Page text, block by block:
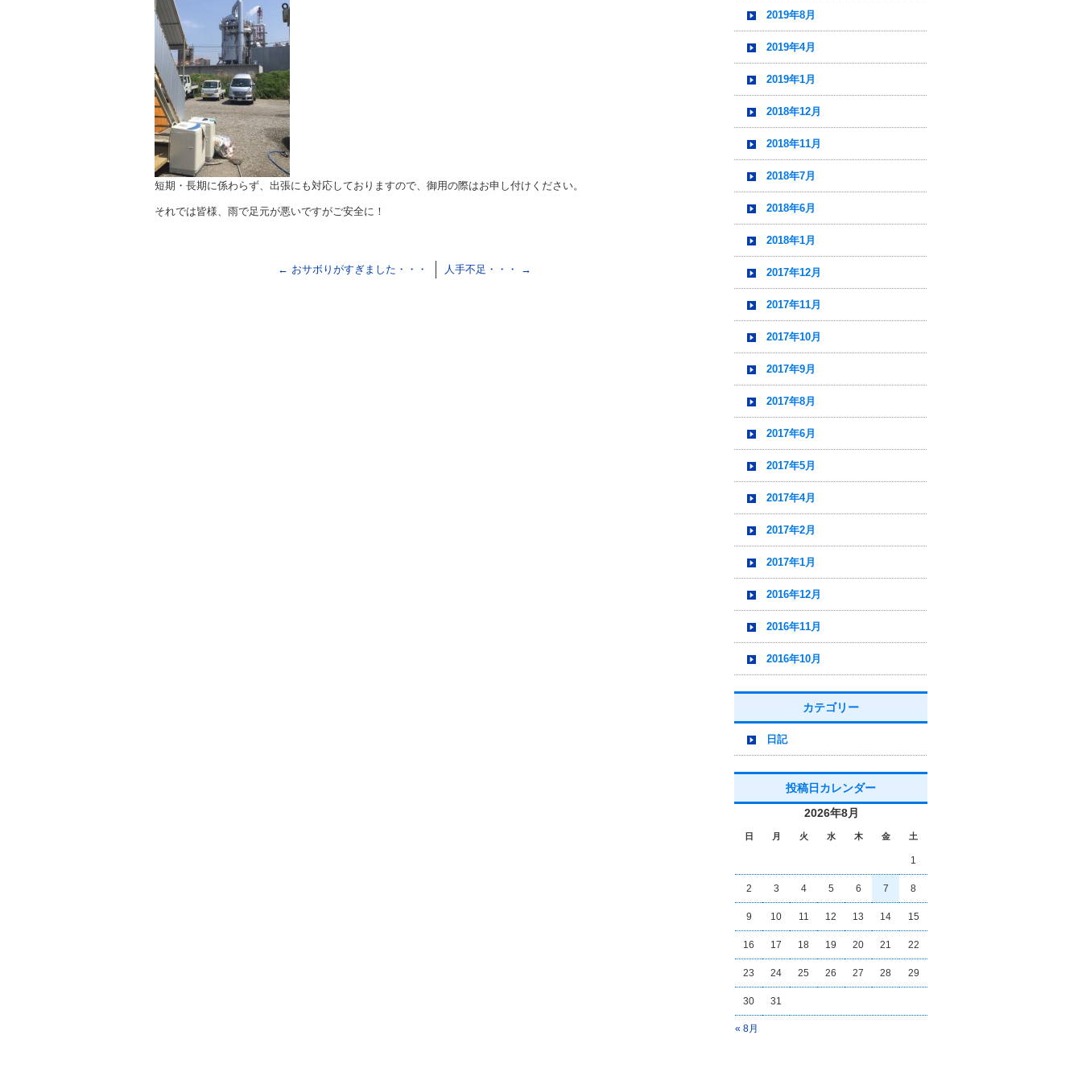
短期・長期に係わらず、出張にも対応しておりますので、御用の際はお申し付けください。
それでは皆様、雨で足元が悪いですがご安全に！
← おサボりがすぎました・・・ 人手不足・・・ →
2019年8月
2019年4月
2019年1月
2018年12月
2018年11月
2018年7月
2018年6月
2018年1月
2017年12月
2017年11月
2017年10月
2017年9月
2017年8月
2017年6月
2017年5月
2017年4月
2017年2月
2017年1月
2016年12月
2016年11月
2016年10月
カテゴリー
日記
投稿日カレンダー
2026年8月
日 月 火 水 木 金 土
« 8月
1
2 3 4 5 6 7 8
9 10 11 12 13 14 15
16 17 18 19 20 21 22
23 24 25 26 27 28 29
30 31